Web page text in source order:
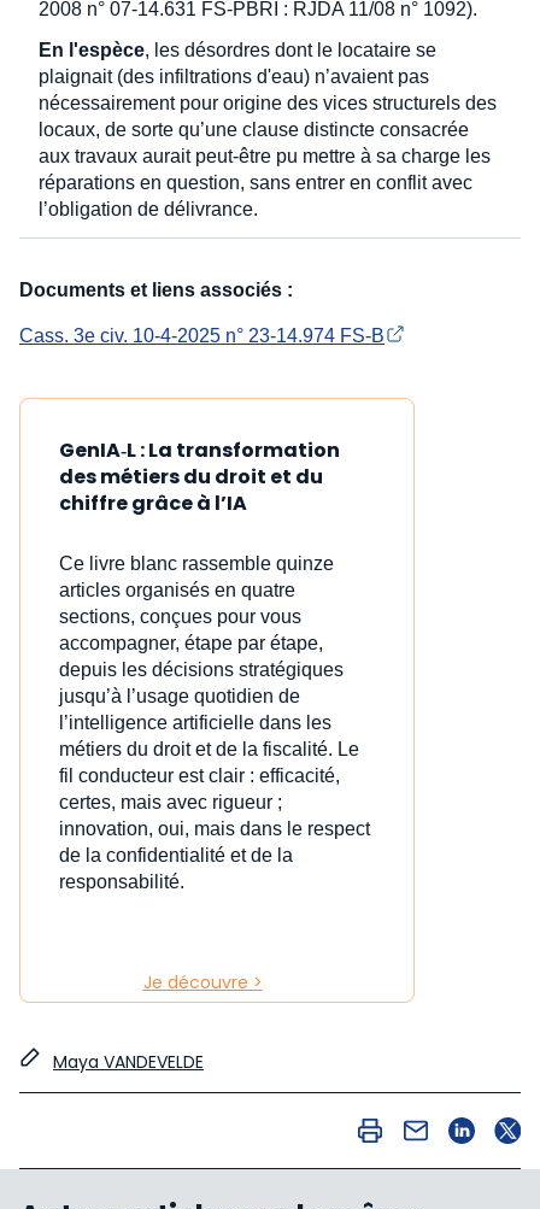
2008 n° 07-14.631 FS-PBRI : RJDA 11/08 n° 1092).
En l'espèce, les désordres dont le locataire se
plaignait (des infiltrations d'eau) n’avaient pas
nécessairement pour origine des vices structurels des
locaux, de sorte qu’une clause distincte consacrée
aux travaux aurait peut-être pu mettre à sa charge les
réparations en question, sans entrer en conflit avec
l’obligation de délivrance.
Documents et liens associés :
Cass. 3e civ. 10-4-2025 n° 23-14.974 FS-B
GenIA‑L : La transformation
des métiers du droit et du
chiffre grâce à l’IA
Ce livre blanc rassemble quinze
articles organisés en quatre
sections, conçues pour vous
accompagner, étape par étape,
depuis les décisions stratégiques
jusqu’à l’usage quotidien de
l’intelligence artificielle dans les
métiers du droit et de la fiscalité. Le
fil conducteur est clair : efficacité,
certes, mais avec rigueur ;
innovation, oui, mais dans le respect
de la confidentialité et de la
responsabilité.
Je découvre >
Maya VANDEVELDE